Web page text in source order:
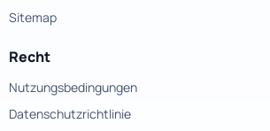
Sitemap
Recht
Nutzungsbedingungen
Datenschutzrichtlinie